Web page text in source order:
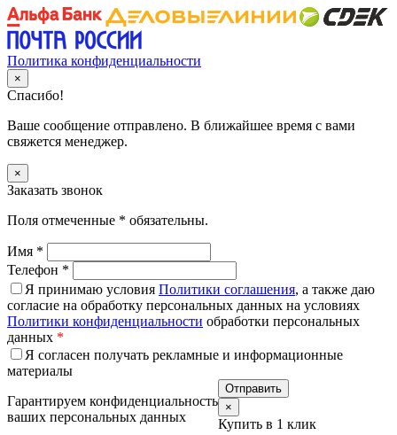
Политика конфиденциальности
×
Спасибо!
Ваше сообщение отправлено. В ближайшее время с вами
свяжется менеджер.
×
Заказать звонок
Поля отмеченные * обязательны.
Имя *
Телефон *
Я принимаю условия Политики соглашения, а также даю
согласие на обработку персональных данных на условиях
Политики конфиденциальности обработки персональных
данных *
Я согласен получать рекламные и информационные
материалы
Гарантируем конфиденциальность
ваших персональных данных
×
Купить в 1 клик